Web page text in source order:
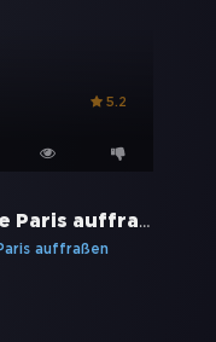
5.2
Die Autos die Paris auffraßen